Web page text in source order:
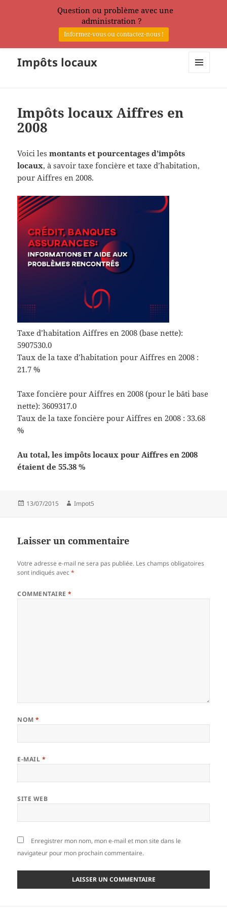
Impôts locaux
Impôts locaux Aiffres en
2008
Voici lesmontants et pourcentages d’impôts
locaux, à savoir taxe foncière et taxe d’habitation,
pour Aiffres en 2008.
Taxe d’habitation Aiffres en 2008 (base nette):
5907530.0
Taux de la taxe d’habitation pour Aiffres en 2008 :
21.7 %
Taxe foncière pour Aiffres en 2008 (pour le bâti base
nette): 3609317.0
Taux de la taxe foncière pour Aiffres en 2008 : 33.68
%
Au total, les impôts locaux pour Aiffres en 2008
étaient de 55.38 %
Publié
13/07/2015 Auteur
Impot5
Laisser un commentaire
Votre adresse e-mail ne sera pas publiée. Les champs obligatoires
sont indiqués avec*
COMMENTAIRE*
NOM*
E-MAIL *
SITE WEB
Enregistrer mon nom, mon e-mail et mon site dans le
navigateur pour mon prochain commentaire.
Question ou problème avec une
administration ?
Informez-vous ou contactez-nous !